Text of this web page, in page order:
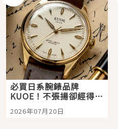
必買日系腕錶品牌
KUOE！不張揚卻經得起
時間洗鍊的經典之作五
選
2026年07月20日